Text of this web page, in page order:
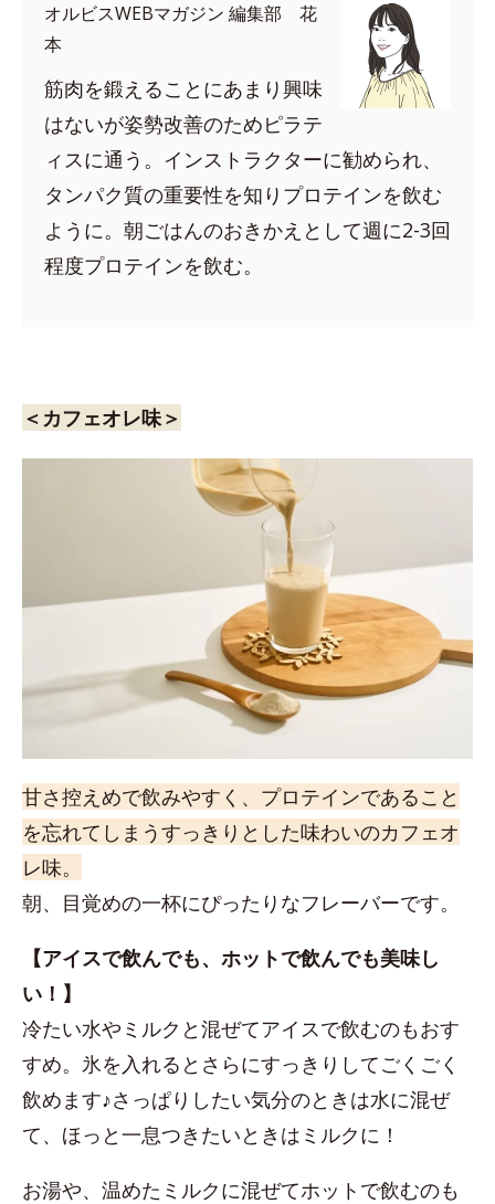
オルビスWEBマガジン 編集部 花
本
筋肉を鍛えることにあまり興味
はないが姿勢改善のためピラテ
ィスに通う。インストラクターに勧められ、
タンパク質の重要性を知りプロテインを飲む
ように。朝ごはんのおきかえとして週に2-3回
程度プロテインを飲む。
＜カフェオレ味＞
甘さ控えめで飲みやすく、プロテインであること
を忘れてしまうすっきりとした味わいのカフェオ
レ味。
朝、目覚めの一杯にぴったりなフレーバーです。
【アイスで飲んでも、ホットで飲んでも美味し
い！】
冷たい水やミルクと混ぜてアイスで飲むのもおす
すめ。氷を入れるとさらにすっきりしてごくごく
飲めます♪さっぱりしたい気分のときは水に混ぜ
て、ほっと一息つきたいときはミルクに！
お湯や、温めたミルクに混ぜてホットで飲むのも